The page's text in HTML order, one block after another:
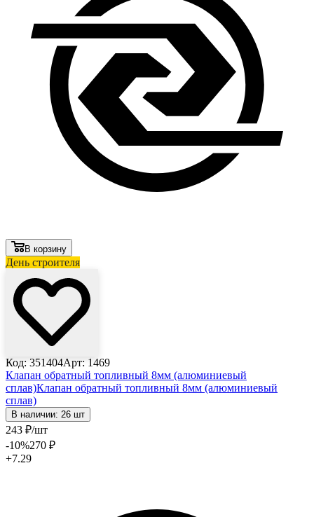
В корзину
День строителя
Код: 351404Арт: 1469
Клапан обратный топливный 8мм (алюминиевый
сплав)Клапан обратный топливный 8мм (алюминиевый
сплав)
В наличии: 26 шт
243 ₽/шт
-10%270 ₽
+7.29